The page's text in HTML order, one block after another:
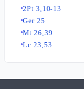
2Pt 3,10-13
Ger 25
Mt 26,39
Lc 23,53